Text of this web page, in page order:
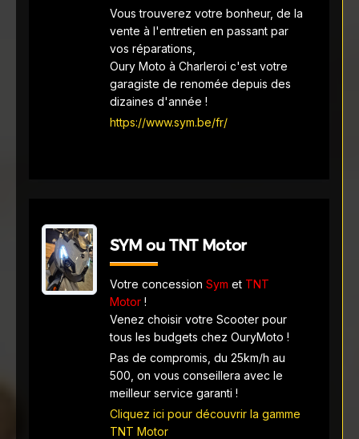
Vous trouverez votre bonheur, de la
vente à l'entretien en passant par
vos réparations,
Oury Moto à Charleroi c'est votre
garagiste de renomée depuis des
dizaines d'année !
https://www.sym.be/fr/
SYM ou TNT Motor
Votre concession Sym et TNT
Motor !
Venez choisir votre Scooter pour
tous les budgets chez OuryMoto !
Pas de compromis, du 25km/h au
500, on vous conseillera avec le
meilleur service garanti !
Cliquez ici pour découvrir la gamme
TNT Motor